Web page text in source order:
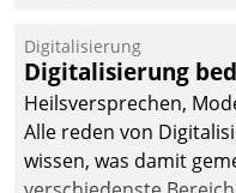
Digitalisierung
Digitalisierung
Heilsversprechen,
Alle reden von
wissen, was damit